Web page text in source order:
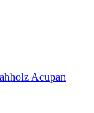
Acupan